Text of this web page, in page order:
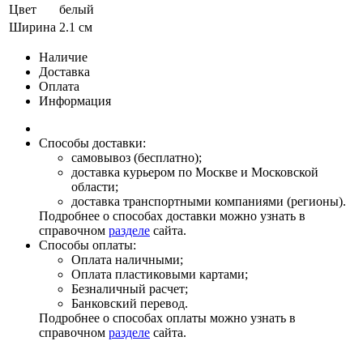
Цвет
белый
Ширина 2.1 см
Наличие
Доставка
Оплата
Информация
Способы доставки:
самовывоз (бесплатно);
доставка курьером по Москве и Московской
области;
доставка транспортными компаниями (регионы).
Подробнее о способах доставки можно узнать в
справочном разделе сайта.
Способы оплаты:
Оплата наличными;
Оплата пластиковыми картами;
Безналичный расчет;
Банковский перевод.
Подробнее о способах оплаты можно узнать в
справочном разделе сайта.